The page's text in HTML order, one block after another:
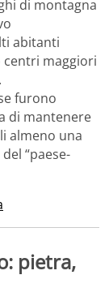
di montagna
abitanti
maggiori
furono
di mantenere
almeno una
“paese-
pietra,